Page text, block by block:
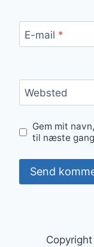
E-mail *
Websted
Gem mit
til næste